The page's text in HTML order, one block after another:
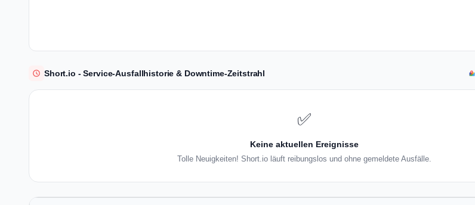
Short.io - Service-Ausfallhistorie & Downtime-Zeitstrahl
✅
Keine aktuellen Ereignisse
Tolle Neuigkeiten! Short.io läuft reibungslos und ohne gemeldete Ausfälle.